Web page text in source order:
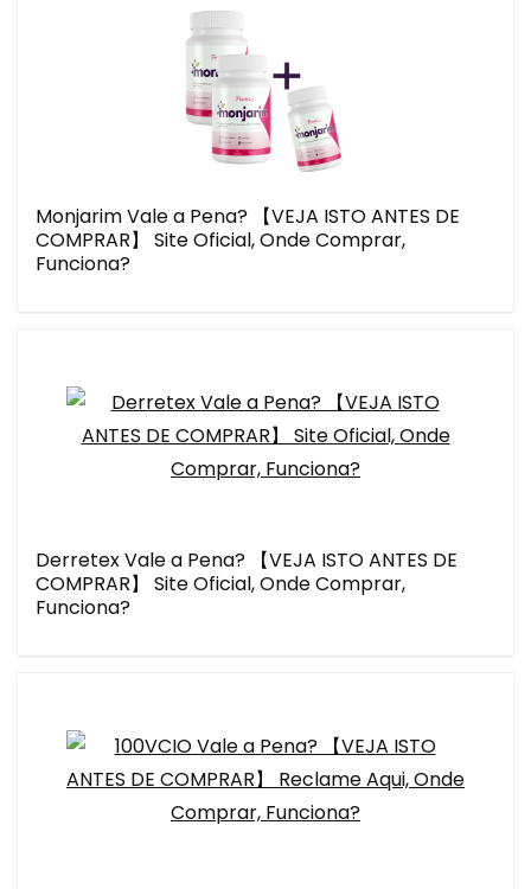
Monjarim Vale a Pena? 【VEJA ISTO ANTES DE
COMPRAR】 Site Oficial, Onde Comprar,
Funciona?
Derretex Vale a Pena? 【VEJA ISTO ANTES DE
COMPRAR】 Site Oficial, Onde Comprar,
Funciona?